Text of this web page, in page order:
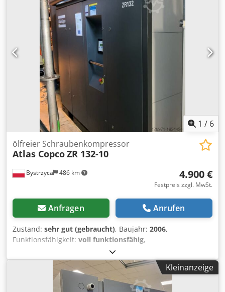
1 / 6
Bystrzyca 486 km
ölfreier Schraubenkompressor
Atlas CopcoZR 132-10
4.900 €
Festpreis zzgl. MwSt.
Anfragen Anrufen
Zustand: sehr gut (gebraucht), Baujahr: 2006,
Funktionsfähigkeit: voll funktionsfähig,
Maschinen-/Fahrzeugnummer:
Atlas COPCO ZR 132 Kompressor inklusive Filter, 125 kW
Dkjdpowrm T Ijfx Ai Tsr
Kleinanzeige